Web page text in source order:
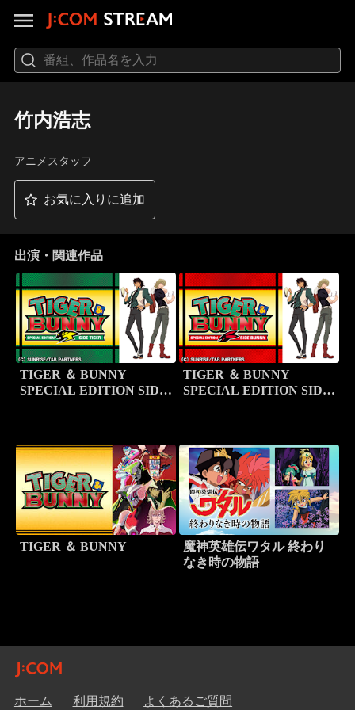
竹内浩志
アニメスタッフ
お気に入りに追加
出演・関連作品
TIGER ＆ BUNNY
SPECIAL EDITION SIDE
TIGER ＆ BUNNY
SPECIAL EDITION SIDE
TIGER ＆ BUNNY
魔神英雄伝ワタル 終わり
なき時の物語
ホーム 利用規約 よくあるご質問